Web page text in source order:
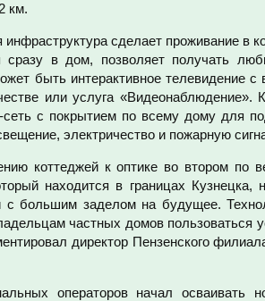
км.
сделает проживание в
сразу в дом, позволяет получать
быть интерактивное телевидение с
или услуга «Видеонаблюдение».
сеть с покрытием по всему дому для
электричество и пожарную
коттеджей к оптике во втором по
находится в границах Кузнецка,
с большим заделом на будущее.
частных домов
директор Пензенского
операторов начал